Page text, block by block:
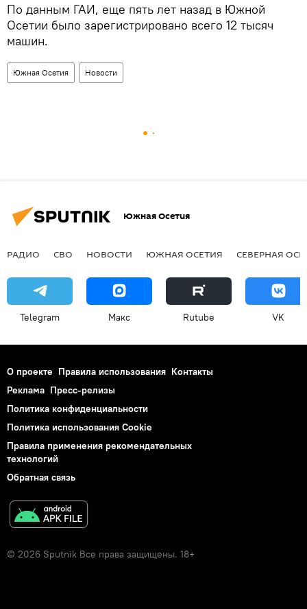
По данным ГАИ, еще пять лет назад в Южной
Осетии было зарегистрировано всего 12 тысяч
машин.
Южная Осетия Новости
Южная Осетия
РАДИО СВО НОВОСТИ ЮЖНАЯ ОСЕТИЯ СЕВЕРНАЯ
Telegram Макс Rutube VK
О проекте Правила использования Контакты
Реклама Пресс-релизы
Политика конфиденциальности
Политика использования Cookie
Правила применения рекомендательных
технологий
Обратная связь
© 2026 Sputnik Все права защищены. 18+